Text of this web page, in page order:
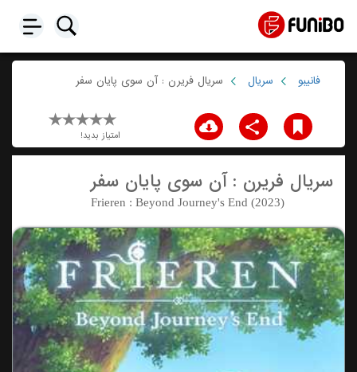
فانیبو سریال سریال فریرن : آن سوی پایان سفر
امتیاز بدید!
سریال فریرن : آن سوی پایان سفر
Frieren : Beyond Journey's End (2023)